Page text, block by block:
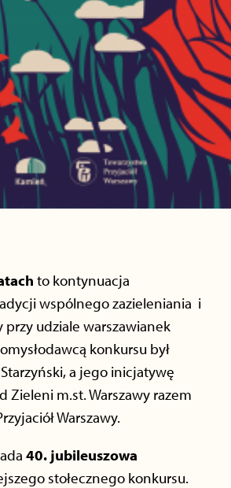
to kontynuacja
wspólnego zazieleniania i
przy udziale warszawianek
konkursu był
a jego inicjatywę
Zieleni m.st. Warszawy razem
Warszawy.
40. jubileuszowa
stołecznego konkursu.